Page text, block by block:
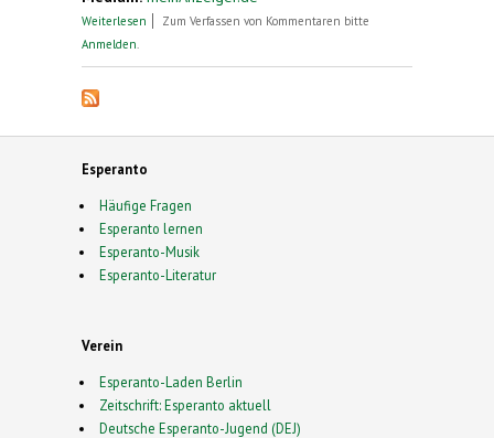
Weiterlesen über Kunstsprache wird zur Familiensprache. Aus
Zum Verfassen von Kommentaren bitte
Anmelden
Esperanto
Häufige Fragen
Esperanto lernen
Esperanto-Musik
Esperanto-Literatur
Verein
Esperanto-Laden Berlin
Zeitschrift: Esperanto aktuell
Deutsche Esperanto-Jugend (DEJ)